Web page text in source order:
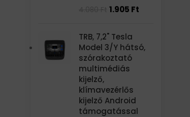
1.905 Ft
TRB, 7,2" Tesla
Model 3/Y hátsó,
szórakoztató
multimédiás
kijelző,
klímavezérlős
kijelző Android
támogatással